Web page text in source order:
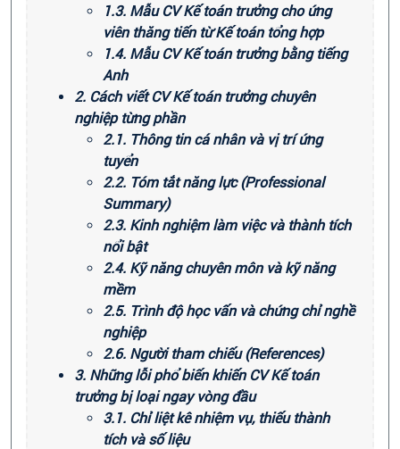
1.3. Mẫu CV Kế toán trưởng cho ứng
viên thăng tiến từ Kế toán tổng hợp
1.4. Mẫu CV Kế toán trưởng bằng tiếng
Anh
2. Cách viết CV Kế toán trưởng chuyên
nghiệp từng phần
2.1. Thông tin cá nhân và vị trí ứng
tuyển
2.2. Tóm tắt năng lực (Professional
Summary)
2.3. Kinh nghiệm làm việc và thành tích
nổi bật
2.4. Kỹ năng chuyên môn và kỹ năng
mềm
2.5. Trình độ học vấn và chứng chỉ nghề
nghiệp
2.6. Người tham chiếu (References)
3. Những lỗi phổ biến khiến CV Kế toán
trưởng bị loại ngay vòng đầu
3.1. Chỉ liệt kê nhiệm vụ, thiếu thành
tích và số liệu